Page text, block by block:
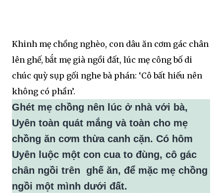
Khinh mẹ chồng nghèo, con dâu ăn cơm gác chân
lên ghế, bắt mẹ già ngồi đất, lúc mẹ công bố di
chúc quỳ sụp gối nghe bà phán: ‘Cô bất hiếu nên
không có phần’.
Ghét mẹ chồng nên lúc ở nhà với bà,
Uyên toàn quát mắng và toàn cho mẹ
chồng ăn cơm thừa canh cặn. Có hôm
Uyên luộc một con cua to đùng, cô gác
chân ngồi trên ghế ăn, để mặc mẹ chồng
ngồi một mình dưới đất.